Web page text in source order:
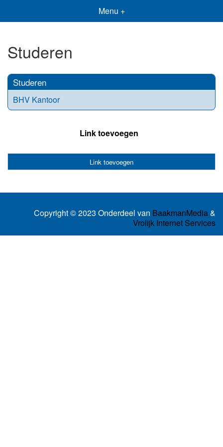
Menu +
Studeren
Studeren
BHV Kantoor
Link toevoegen
Link toevoegen
Copyright © 2023 Onderdeel van BaakmanMedia&
Vrolijk Internet Services